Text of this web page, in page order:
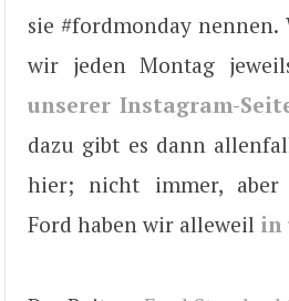
sie #fordmonday nennen.
wir jeden Montag
unserer Instagram-
dazu gibt es dann
hier; nicht immer, aber
Ford haben wir alleweil in